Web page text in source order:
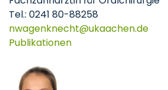
Tel.: 0241 80-88258
nwagenknecht
ukaachende
Publikationen